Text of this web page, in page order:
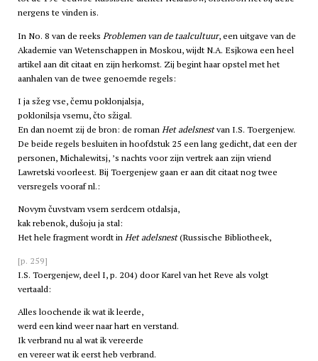
nergens te vinden is.
In No. 8 van de reeks Problemen van de taalcultuur, een uitgave van de
Akademie van Wetenschappen in Moskou, wijdt N.A. Esjkowa een heel
artikel aan dit citaat en zijn herkomst. Zij begint haar opstel met het
aanhalen van de twee genoemde regels:
I ja sžeg vse, čemu poklonjalsja,
poklonilsja vsemu, čto sžigal.
En dan noemt zij de bron: de romanHet adelsnestvan I.S. Toergenjew.
De beide regels besluiten in hoofdstuk 25 een lang gedicht, dat een der
personen, Michalewitsj, ’s nachts voor zijn vertrek aan zijn vriend
Lawretski voorleest. Bij Toergenjew gaan er aan dit citaat nog twee
versregels vooraf nl.:
Novym čuvstvam vsem serdcem otdalsja,
kak rebenok, dušoju ja stal:
Het hele fragment wordt inHet adelsnest(Russische Bibliotheek,
[p. 259]
I.S. Toergenjew, deel I, p. 204) door Karel van het Reve als volgt
vertaald:
Alles loochende ik wat ik leerde,
werd een kind weer naar hart en verstand.
Ik verbrand nu al wat ik vereerde
en vereer wat ik eerst heb verbrand.